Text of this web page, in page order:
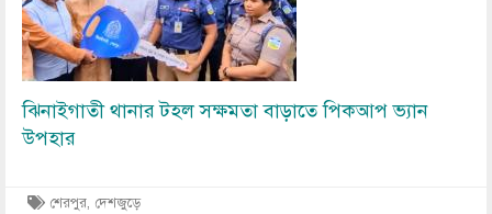
ঝিনাইগাতী থানার টহল সক্ষমতা বাড়াতে পিকআপ ভ্যান
উপহার
শেরপুর, দেশজুড়ে